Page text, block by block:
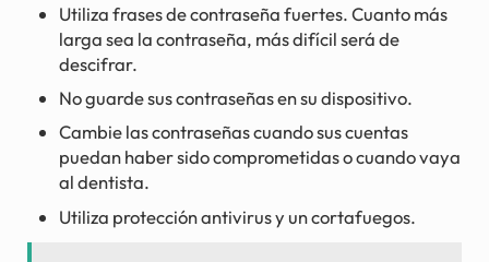
Utiliza frases de contraseña fuertes. Cuanto más
larga sea la contraseña, más difícil será de
descifrar.
No guarde sus contraseñas en su dispositivo.
Cambie las contraseñas cuando sus cuentas
puedan haber sido comprometidas o cuando vaya
al dentista.
Utiliza protección antivirus y un cortafuegos.